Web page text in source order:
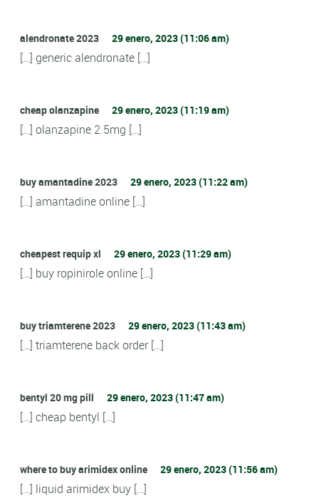
alendronate 2023 29 enero, 2023 (11:06 am)
[…] generic alendronate […]
cheap olanzapine 29 enero, 2023 (11:19 am)
[…] olanzapine 2.5mg […]
buy amantadine 2023 29 enero, 2023 (11:22 am)
[…] amantadine online […]
cheapest requip xl 29 enero, 2023 (11:29 am)
[…] buy ropinirole online […]
buy triamterene 2023 29 enero, 2023 (11:43 am)
[…] triamterene back order […]
bentyl 20 mg pill 29 enero, 2023 (11:47 am)
[…] cheap bentyl […]
where to buy arimidex online 29 enero, 2023 (11:56 am)
[…] liquid arimidex buy […]